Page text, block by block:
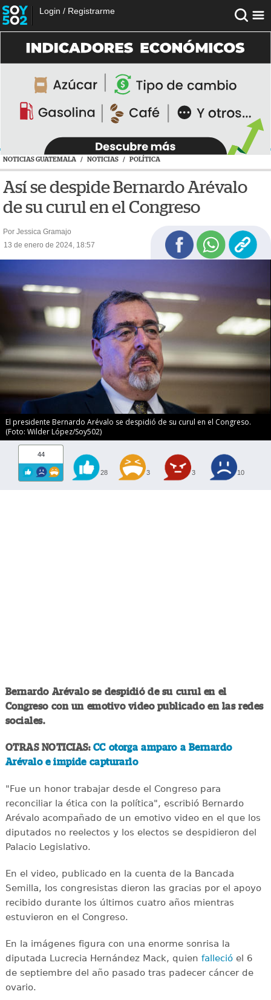
Login / Registrarme
NOTICIAS GUATEMALA / NOTICIAS / POLÍTICA
Así se despide Bernardo Arévalo
de su curul en el Congreso
Por Jessica Gramajo
13 de enero de 2024, 18:57
El presidente Bernardo Arévalo se despidió de su curul en el Congreso.
(Foto: Wilder López/Soy502)
44
28 3 3 10
Bernardo Arévalo se despidió de su curul en el
Congreso con un emotivo video publicado en las redes
sociales.
OTRAS NOTICIAS: CC otorga amparo a Bernardo
Arévalo e impide capturarlo
"Fue un honor trabajar desde el Congreso para
reconciliar la ética con la política", escribió Bernardo
Arévalo acompañado de un emotivo video en el que los
diputados no reelectos y los electos se despidieron del
Palacio Legislativo.
En el video, publicado en la cuenta de la Bancada
Semilla, los congresistas dieron las gracias por el apoyo
recibido durante los últimos cuatro años mientras
estuvieron en el Congreso.
En la imágenes figura con una enorme sonrisa la
diputada Lucrecia Hernández Mack, quien fallecióel 6
de septiembre del año pasado tras padecer cáncer de
ovario.